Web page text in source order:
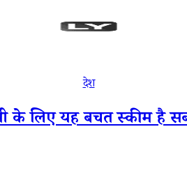
देश
यह बचत स्कीम है सबसे